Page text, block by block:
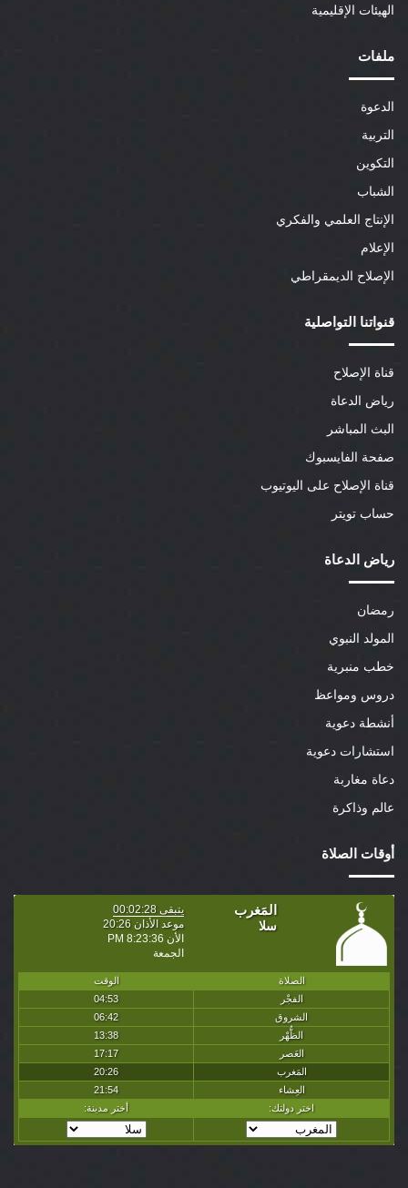
الهيئات الإقليمية
ملفات
الدعوة
التربية
التكوين
الشباب
الإنتاج العلمي والفكري
الإعلام
الإصلاح الديمقراطي
قنواتنا التواصلية
قناة الإصلاح
رياض الدعاة
البث المباشر
صفحة الفايسبوك
قناة الإصلاح على اليوتيوب
حساب تويتر
رياض الدعاة
رمضان
المولد النبوي
خطب منبرية
دروس ومواعظ
أنشطة دعوية
استشارات دعوية
دعاة مغاربة
عالم وذاكرة
أوقات الصلاة